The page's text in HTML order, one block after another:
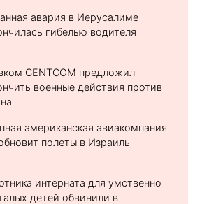
авария в Иерусалиме
гибелью водителя
CENTCOM предложил
военные действия против
американская авиакомпания
полеты в Израиль
интерната для умственно
детей обвинили в